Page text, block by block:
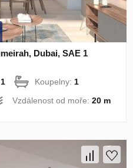
Dubai, SAE 1
1 Koupelny:1
Vzdálenost od moře:20 m